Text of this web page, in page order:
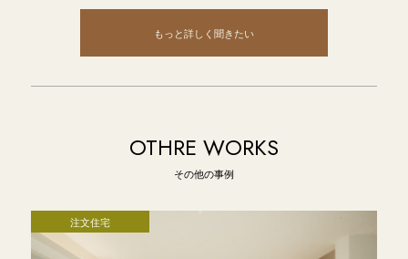
もっと詳しく聞きたい
OTHRE WORKS
その他の事例
注文住宅